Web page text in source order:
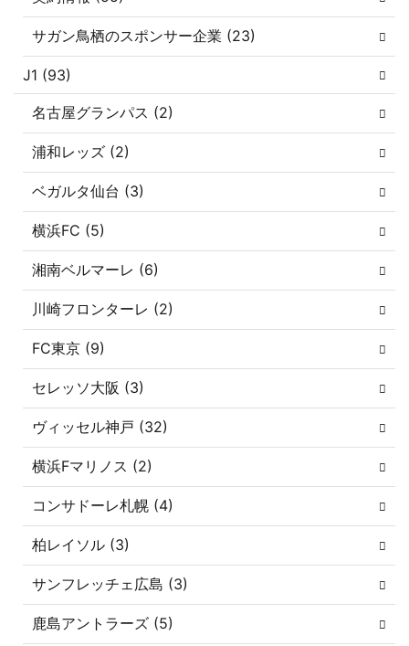
サガン鳥栖のスポンサー企業 (23)
J1 (93)
名古屋グランパス (2)
浦和レッズ (2)
ベガルタ仙台 (3)
横浜FC (5)
湘南ベルマーレ (6)
川崎フロンターレ (2)
FC東京 (9)
セレッソ大阪 (3)
ヴィッセル神戸 (32)
横浜Fマリノス (2)
コンサドーレ札幌 (4)
柏レイソル (3)
サンフレッチェ広島 (3)
鹿島アントラーズ (5)